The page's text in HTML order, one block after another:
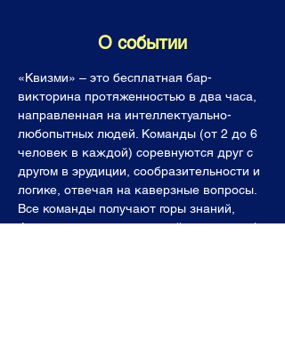
О событии
«Квизми» – это бесплатная бар-
викторина протяженностью в два часа,
направленная на интеллектуально-
любопытных людей. Команды (от 2 до 6
человек в каждой) соревнуются друг с
другом в эрудиции, сообразительности и
логике, отвечая на каверзные вопросы.
Все команды получают горы знаний,
фонтан позитивных эмоций, а лучшие  (и